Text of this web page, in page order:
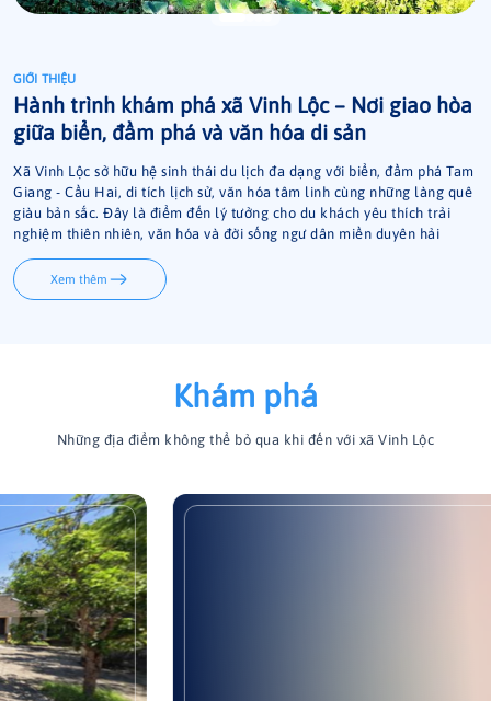
GIỚI THIỆU
Hành trình khám phá xã Vinh Lộc – Nơi giao hòa
giữa biển, đầm phá và văn hóa di sản
Xã Vinh Lộc sở hữu hệ sinh thái du lịch đa dạng với biển, đầm phá Tam
Giang - Cầu Hai, di tích lịch sử, văn hóa tâm linh cùng những làng quê
giàu bản sắc. Đây là điểm đến lý tưởng cho du khách yêu thích trải
nghiệm thiên nhiên, văn hóa và đời sống ngư dân miền duyên hải
Xem thêm
Khám phá
Những địa điểm không thể bỏ qua khi đến với xã Vinh Lộc
Đình làng Diêm Trường
Đình làng Diêm Trường tọa lạc tại xã Vinh Lộc, thành phố Huế.
Nơi đây nổi tiếng với cụm di tích "Đình Đôi" – bao gồm đình
Diêm Trường và đình Phụng Chánh nằm cạnh nhau. Cụm di
tích này còn lưu giữ nhiều giá trị văn hóa, lịch sử và được xếp
hạng là Di tích lịch sử cấp tỉnh.